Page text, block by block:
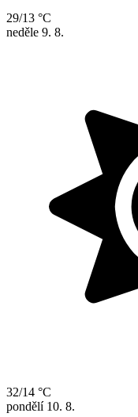
29/13 °C
neděle 9. 8.
32/14 °C
pondělí 10. 8.